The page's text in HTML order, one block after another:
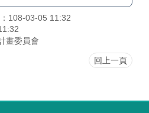
108-03-05 11:32
畫委員會
回上一頁